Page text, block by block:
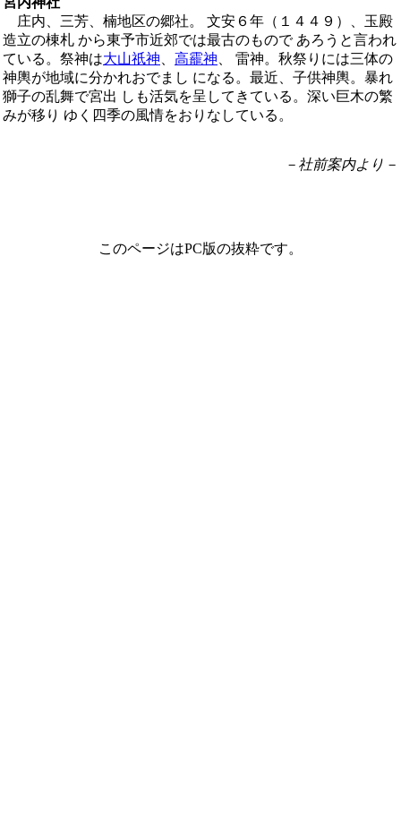
庄内、三芳、楠地区の郷社。 文安６年（１４４９）、玉殿
造立の棟札 から東予市近郊では最古のもので あろうと言われ
ている。祭神は大山祇神 高靇神 、 雷神。秋祭りには三体の
神輿が地域に分かれおでまし になる。最近、子供神輿。暴れ
獅子の乱舞で宮出 しも活気を呈してきている。深い巨木の繁
みが移り ゆく四季の風情をおりなしている。
－社前案内より－
このページはPC版の抜粋です。